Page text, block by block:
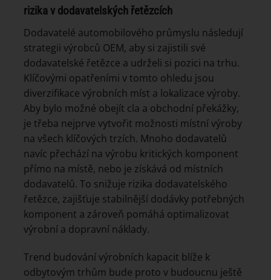
rizika v dodavatelských řetězcích
Dodavatelé automobilového průmyslu následují
strategii výrobců OEM, aby si zajistili své
dodavatelské řetězce a udrželi si pozici na trhu.
Klíčovými opatřeními v tomto ohledu jsou
diverzifikace výrobních míst a lokalizace výroby.
Aby bylo možné obejít cla a obchodní překážky,
je třeba nejprve vytvořit možnosti místní výroby
na všech klíčových trzích. Mnoho dodavatelů
navíc přechází na výrobu kritických komponent
přímo na místě, nebo je získává od místních
dodavatelů. To snižuje rizika dodavatelského
řetězce, zajišťuje stabilnější dodávky potřebných
komponent a zároveň pomáhá optimalizovat
výrobní a dopravní náklady.
Trend budování výrobních kapacit blíže k
odbytovým trhům bude proto v budoucnu ještě